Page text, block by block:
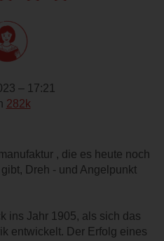
– 17:21
282k
, die es heute noch
Dreh - und Angelpunkt
ins Jahr 1905, als sich das
entwickelt. Der Erfolg eines